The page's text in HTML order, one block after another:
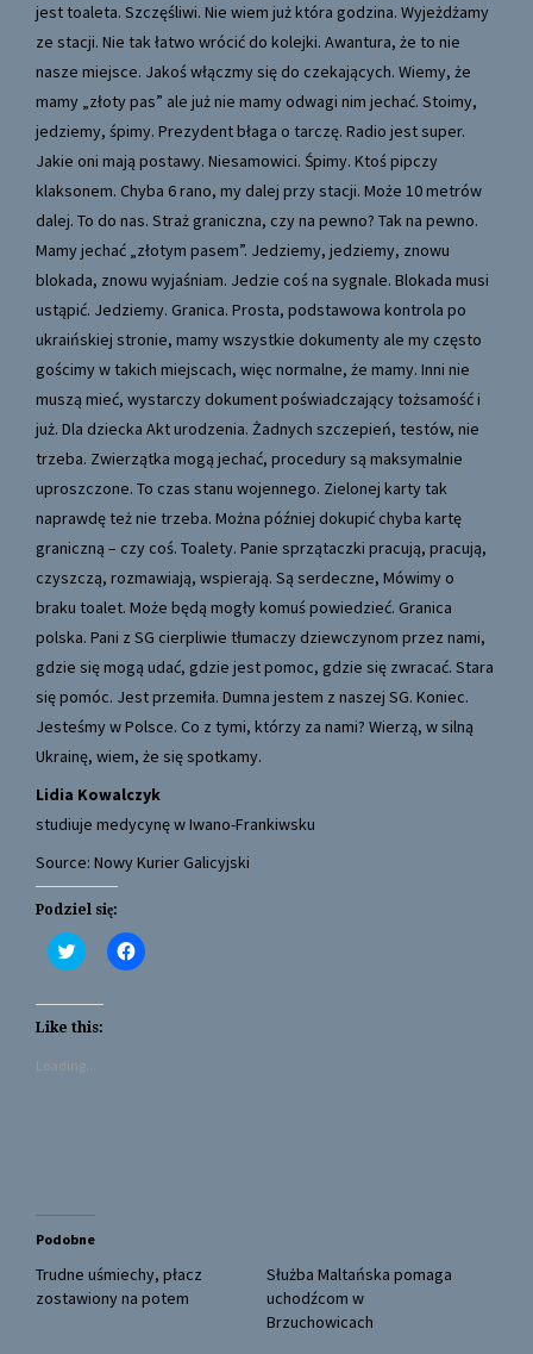
jest toaleta. Szczęśliwi. Nie wiem już która godzina. Wyjeżdżamy
ze stacji. Nie tak łatwo wrócić do kolejki. Awantura, że to nie
nasze miejsce. Jakoś włączmy się do czekających. Wiemy, że
mamy „złoty pas” ale już nie mamy odwagi nim jechać. Stoimy,
jedziemy, śpimy. Prezydent błaga o tarczę. Radio jest super.
Jakie oni mają postawy. Niesamowici. Śpimy. Ktoś pipczy
klaksonem. Chyba 6 rano, my dalej przy stacji. Może 10 metrów
dalej. To do nas. Straż graniczna, czy na pewno? Tak na pewno.
Mamy jechać „złotym pasem”. Jedziemy, jedziemy, znowu
blokada, znowu wyjaśniam. Jedzie coś na sygnale. Blokada musi
ustąpić. Jedziemy. Granica. Prosta, podstawowa kontrola po
ukraińskiej stronie, mamy wszystkie dokumenty ale my często
gościmy w takich miejscach, więc normalne, że mamy. Inni nie
muszą mieć, wystarczy dokument poświadczający tożsamość i
już. Dla dziecka Akt urodzenia. Żadnych szczepień, testów, nie
trzeba. Zwierzątka mogą jechać, procedury są maksymalnie
uproszczone. To czas stanu wojennego. Zielonej karty tak
naprawdę też nie trzeba. Można później dokupić chyba kartę
graniczną – czy coś. Toalety. Panie sprzątaczki pracują, pracują,
czyszczą, rozmawiają, wspierają. Są serdeczne, Mówimy o
braku toalet. Może będą mogły komuś powiedzieć. Granica
polska. Pani z SG cierpliwie tłumaczy dziewczynom przez nami,
gdzie się mogą udać, gdzie jest pomoc, gdzie się zwracać. Stara
się pomóc. Jest przemiła. Dumna jestem z naszej SG. Koniec.
Jesteśmy w Polsce. Co z tymi, którzy za nami? Wierzą, w silną
Ukrainę, wiem, że się spotkamy.
Lidia Kowalczyk
studiuje medycynę w Iwano-Frankiwsku
Source: Nowy Kurier Galicyjski
Podziel się:
C
l
k
t
h
t
e
(
p
C
l
k
O
Like this:
Loading...
Podobne
Trudne uśmiechy, płacz
zostawiony na potem
Służba Maltańska pomaga
uchodźcom w
Brzuchowicach